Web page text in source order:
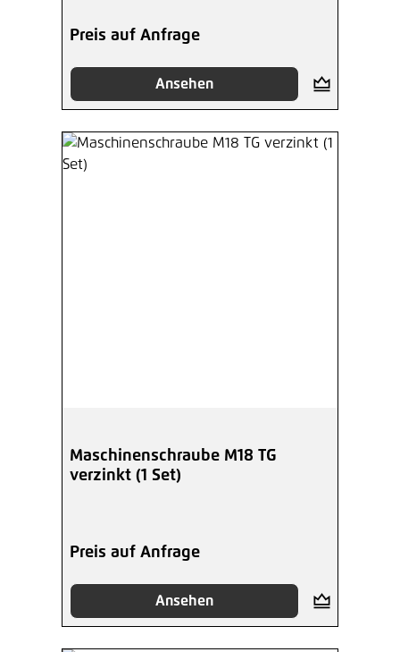
Preis auf Anfrage
Ansehen
Maschinenschraube M18 TG
verzinkt (1 Set)
Preis auf Anfrage
Ansehen